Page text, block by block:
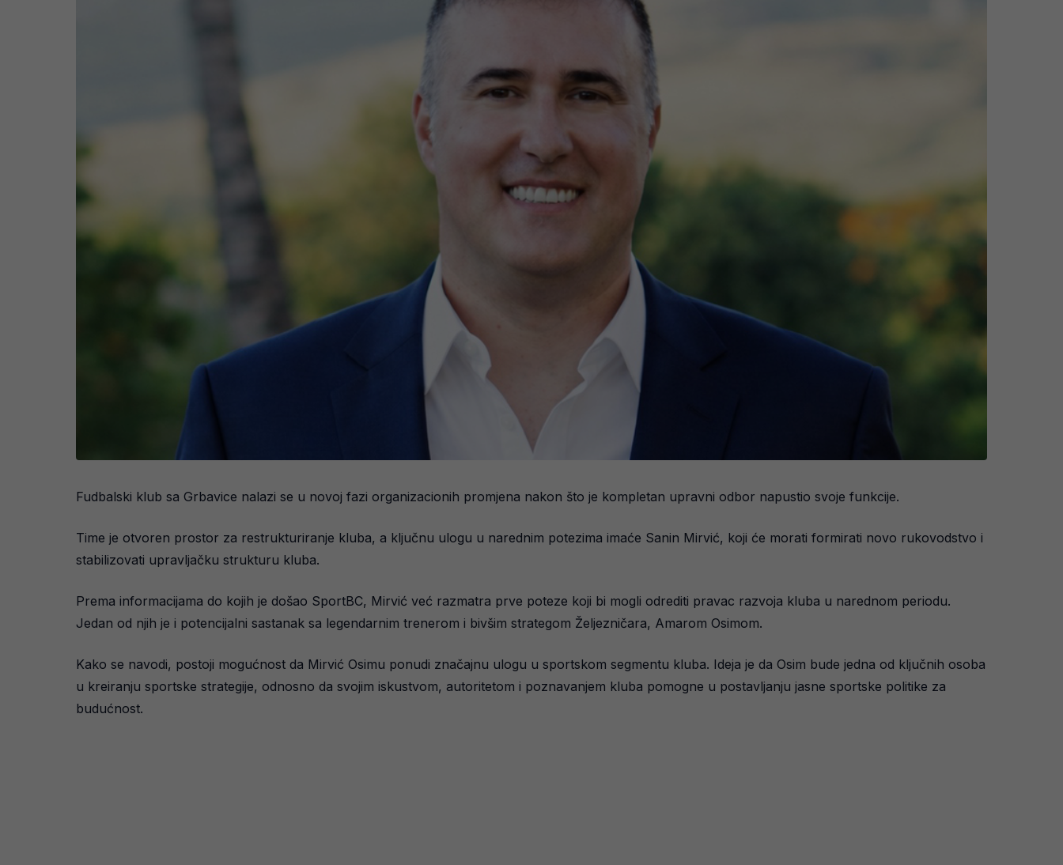
Fudbalski klub sa Grbavice nalazi se u novoj fazi organizacionih promjena nakon što je kompletan upravni odbor napustio svoje funkcije.
Time je otvoren prostor za restrukturiranje kluba, a ključnu ulogu u narednim potezima imaće Sanin Mirvić, koji će morati formirati novo rukovodstvo i
stabilizovati upravljačku strukturu kluba.
Prema informacijama do kojih je došao SportBC, Mirvić već razmatra prve poteze koji bi mogli odrediti pravac razvoja kluba u narednom periodu.
Jedan od njih je i potencijalni sastanak sa legendarnim trenerom i bivšim strategom Željezničara, Amarom Osimom.
Kako se navodi, postoji mogućnost da Mirvić Osimu ponudi značajnu ulogu u sportskom segmentu kluba. Ideja je da Osim bude jedna od ključnih osoba
u kreiranju sportske strategije, odnosno da svojim iskustvom, autoritetom i poznavanjem kluba pomogne u postavljanju jasne sportske politike za
budućnost.